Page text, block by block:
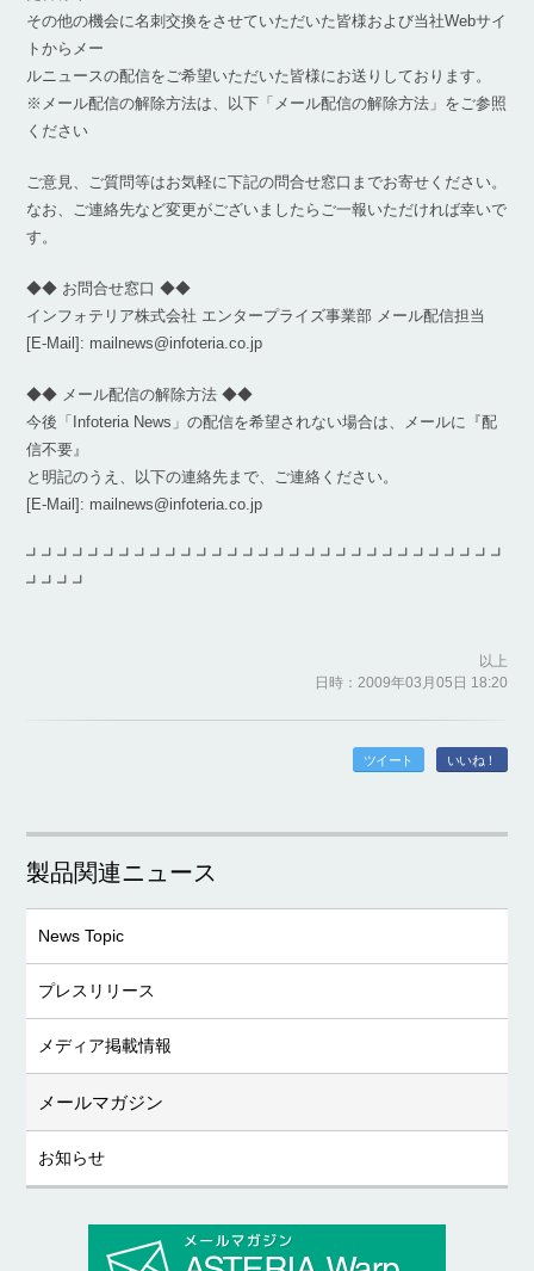
その他の機会に名刺交換をさせていただいた皆様および当社Webサイ
トからメー
ルニュースの配信をご希望いただいた皆様にお送りしております。
※メール配信の解除方法は、以下「メール配信の解除方法」をご参照
ください
ご意見、ご質問等はお気軽に下記の問合せ窓口までお寄せください。
なお、ご連絡先など変更がございましたらご一報いただければ幸いで
す。
◆◆ お問合せ窓口 ◆◆
インフォテリア株式会社 エンタープライズ事業部 メール配信担当
[E-Mail]: mailnews@infoteria.co.jp
◆◆ メール配信の解除方法 ◆◆
今後「Infoteria News」の配信を希望されない場合は、メールに『配
信不要』
と明記のうえ、以下の連絡先まで、ご連絡ください。
[E-Mail]: mailnews@infoteria.co.jp
┛┛┛┛┛┛┛┛┛┛┛┛┛┛┛┛┛┛┛┛┛┛┛┛┛┛┛┛┛┛┛
┛┛┛┛
以上
日時：2009年03月05日 18:20
ツイート いいね！
製品関連ニュース
News Topic
プレスリリース
メディア掲載情報
メールマガジン
お知らせ